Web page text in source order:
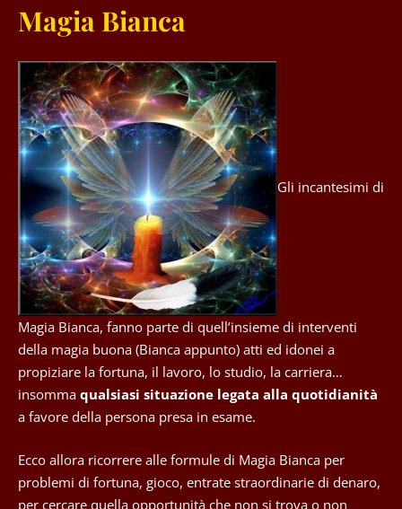
Magia Bianca
Gli incantesimi di
Magia Bianca, fanno parte di quell’insieme di interventi
della magia buona (Bianca appunto) atti ed idonei a
propiziare la fortuna, il lavoro, lo studio, la carriera…
insomma qualsiasi situazione legata alla quotidianità
a favore della persona presa in esame.
Ecco allora ricorrere alle formule di Magia Bianca per
problemi di fortuna, gioco, entrate straordinarie di denaro,
per cercare quella opportunità che non si trova o non